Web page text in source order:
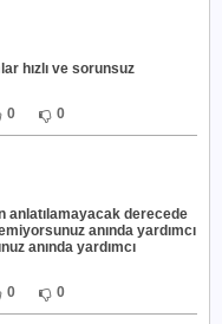
hızlı ve sorunsuz
0 0
anlatılamayacak derecede
anında yardımcı
anında yardımcı
0 0